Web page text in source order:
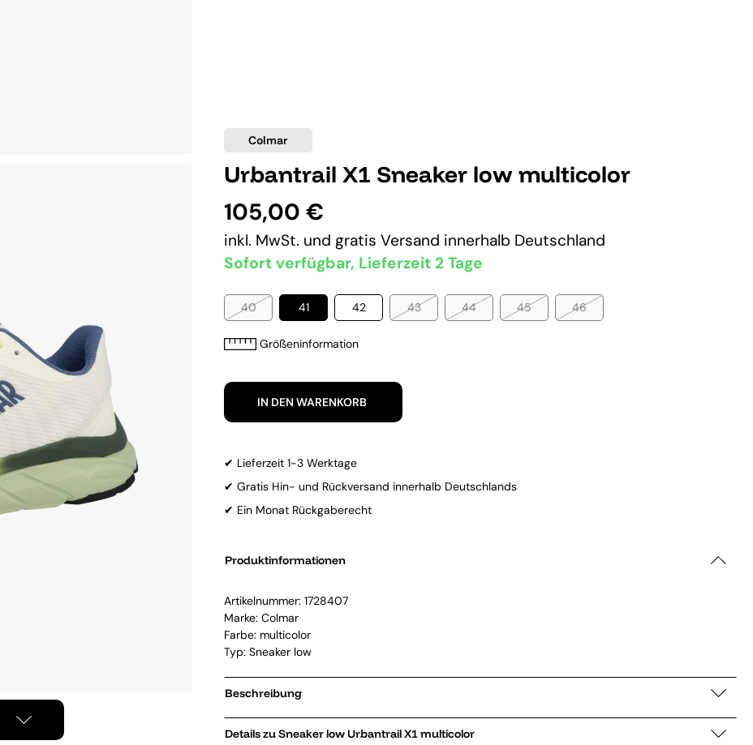
Colmar
Urbantrail X1 Sneaker low multicolor
105,00 €
inkl. MwSt. und gratis Versand innerhalb Deutschland
Sofort verfügbar, Lieferzeit 2 Tage
40 41 42 43 44 45 46
Größeninformation
IN DEN WARENKORB
✔ Lieferzeit 1-3 Werktage
✔ Gratis Hin- und Rückversand innerhalb Deutschlands
✔ Ein Monat Rückgaberecht
Produktinformationen
Artikelnummer: 1728407
Marke: Colmar
Farbe: multicolor
Typ: Sneaker low
Beschreibung
Details zu Sneaker low Urbantrail X1 multicolor